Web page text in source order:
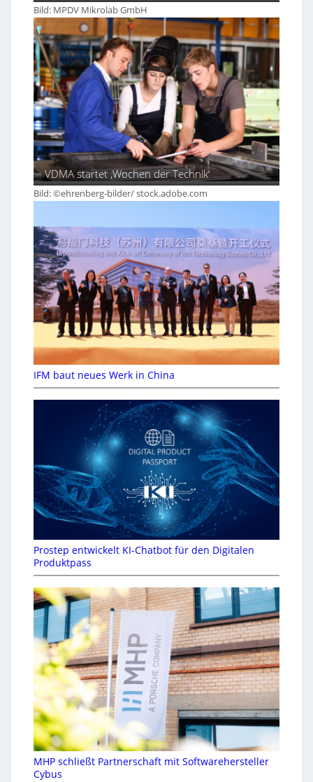
Bild: MPDV Mikrolab GmbH
VDMA startet ‚Wochen der Technik‘
Bild: ©ehrenberg-bilder/ stock.adobe.com
IFM baut neues Werk in China
Prostep entwickelt KI-Chatbot für den Digitalen
Produktpass
MHP schließt Partnerschaft mit Softwarehersteller
Cybus